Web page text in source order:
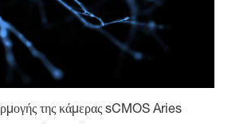
της κάμερας sCMOS Aries